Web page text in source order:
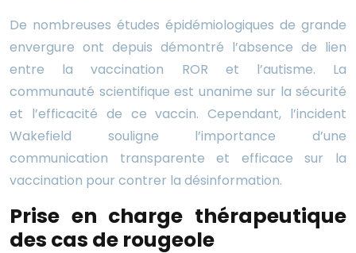
De nombreuses études épidémiologiques de grande
envergure ont depuis démontré l’absence de lien
entre la vaccination ROR et l’autisme. La
communauté scientifique est unanime sur la sécurité
et l’efficacité de ce vaccin. Cependant, l’incident
Wakefield souligne l’importance d’une
communication transparente et efficace sur la
vaccination pour contrer la désinformation.
Prise en charge thérapeutique
des cas de rougeole